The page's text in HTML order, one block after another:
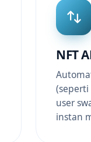
NFT
user
instan